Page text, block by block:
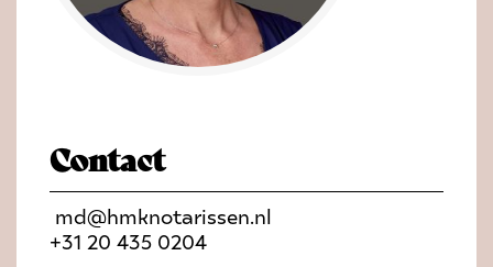
Contact
md@hmknotarissen.nl
+31 20 435 0204